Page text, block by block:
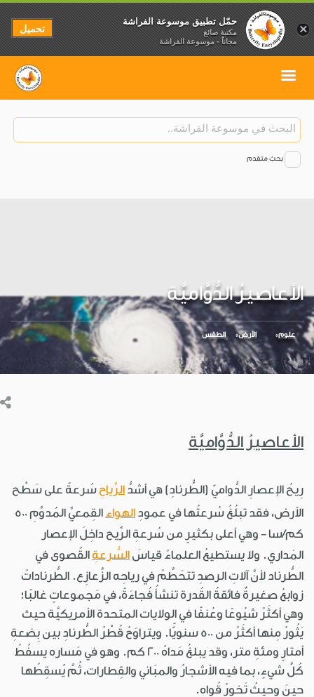
بحث متقدم
الأعاصيرُ الدُّوَّاميَّة
علوم الأرض الطقس
الأعاصيرُ الدُّوَّاميَّة
رِيحُ الإعصارِ الدُّواميّ (الطُّرنادِ) هي أشدُّ الرِّياحِ سُرعةً على سَطْح
الأرض، فقد تبلُغُ سُرعتُها في عمودِ الهواء
القِمعيِّ المُدوِّمِ 500
كم/سا - وهي أعلى بكثيرٍ من سُرعةِ الرِّيح داخِلَ الإعصار
المَداري. ولا يستطيعُ العلماءُ قياسَ السُّرعةِ القُصوى في
الطُّرناد لأنَّ آلاتِ الرصدِ تتحَطَّمُ في رياحِه الزَّعازِع. الطُّرناداتُ
زوابعُ صغيرةٌ فائقةُ القُدرة تنشأُ فُجاءَةً، في مَجموعاتٍ غالبًا؛
وهي أكثَرُ شيُوعًا وعُنفًا في الولايات المتحدة الأمريكيَّة حيث
يَثُورُ مِنها أكثَرُ من 500 سنويًّا. ويتراوَحُ قُطْرُ الطُّرنادِ بين بِضعةِ
أمتارٍ ومئةِ متر، وقد يبلغُ مَداهُ 200 كم. وهو في مَساره يسفُطُ
كُلَّ شيءٍ، بما فيه الأشجارُ والمبَاني والقِطارات، ثُمَّ يُسقِطُها
حينَ وحيثُ تَخورُ قُواه.
×
حمّل تطبيق موسوعة الفراشة
مكتبة صائغ
مجاناً - موسوعة الفراشة
تحميل